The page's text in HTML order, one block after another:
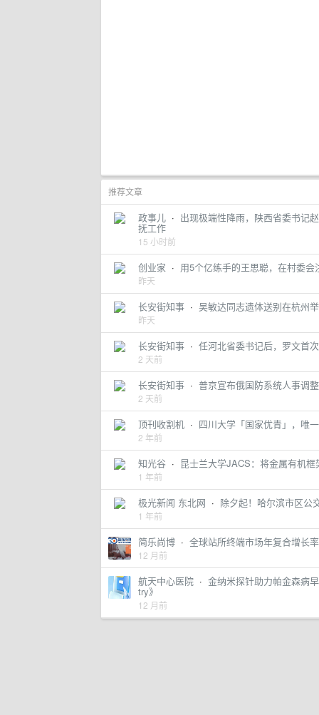
推荐文章
政事儿 · 出现极端性降雨，陕西省委书记
抚工作
15 小时前
创业家 · 用5个亿练手的王思聪，在村委会
昨天
长安街知事 · 吴敏达同志遗体送别在杭州
昨天
长安街知事 · 任河北省委书记后，罗文首
2 天前
长安街知事 · 普京宣布俄国防系统人事调整
2 天前
顶刊收割机 · 四川大学「国家优青」，唯
2 年前
知光谷 · 昆士兰大学JACS：将金属有机
1 年前
极光新闻 东北网 · 除夕起！哈尔滨市区公
1 年前
简乐尚博 · 全球站所终端市场年复合增长
12 月前
航天中心医院 · 金纳米探针助力帕金森病
try》
12 月前